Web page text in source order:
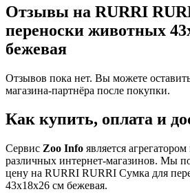
Отзывы на RURRI
переноски животных
бежевая
Отзывов пока нет. Вы можете
магазина-партнёра после покупки.
Как купить, оплата и
Сервис Zoo Info является
различных интернет-магазинов. Мы
цену на RURRI RURRI Сумка для
43х18х26 см бежевая.